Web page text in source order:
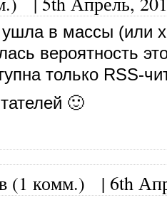
в массы (или
вероятность
только RSS-
🙂
(1 комм.) | 6th